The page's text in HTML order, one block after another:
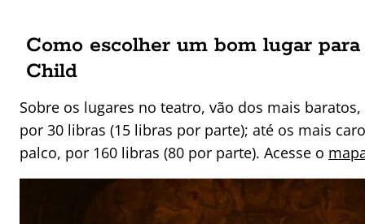
Como escolher um bom lugar
Child
Sobre os lugares no teatro, vão dos mais
por 30 libras (15 libras por parte); até os mais
palco, por 160 libras (80 por parte). Acesse o